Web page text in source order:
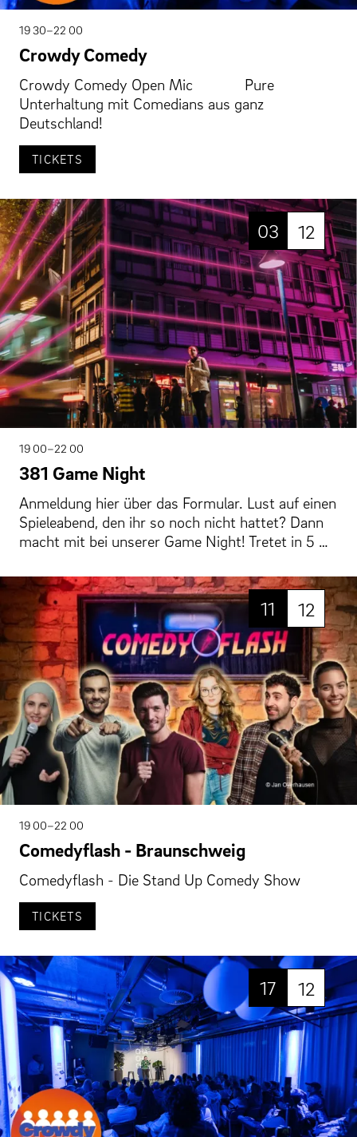
19 30–22 00
Crowdy Comedy
Crowdy Comedy Open Mic Pure
Unterhaltung mit Comedians aus ganz
Deutschland!
TICKETS
03 12
19 00–22 00
381 Game Night
Anmeldung hier über das Formular. Lust auf einen
Spieleabend, den ihr so noch nicht hattet? Dann
macht mit bei unserer Game Night! Tretet in 5 …
11 12
19 00–22 00
Comedyflash - Braunschweig
Comedyflash - Die Stand Up Comedy Show
TICKETS
17 12